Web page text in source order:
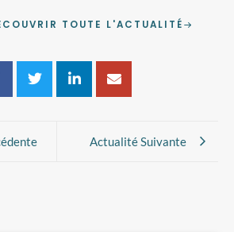
TOUTE L'ACTUALITÉ
Actualité Suivante